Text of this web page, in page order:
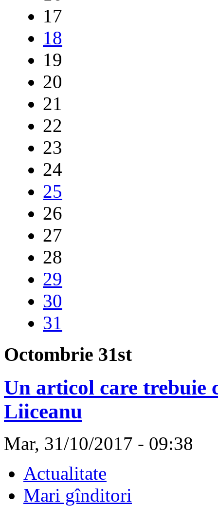
17
18
19
20
21
22
23
24
25
26
27
28
29
30
31
Octombrie 31st
Un articol care
Liiceanu
Mar, 31/10/2017 - 09:38
Actualitate
Mari gînditori